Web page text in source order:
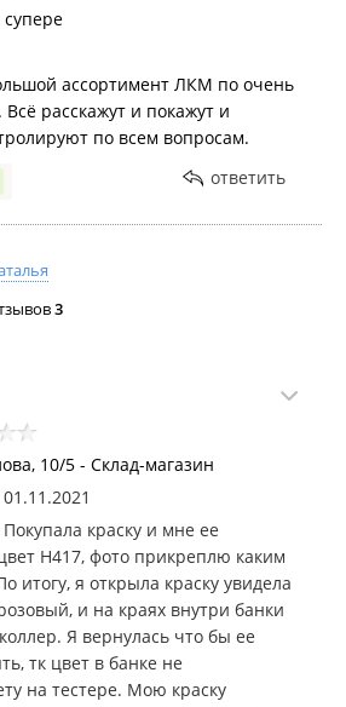
супере
ассортимент ЛКМ по очень
расскажут и покажут и
по всем вопросам.
ответить
3
10/5 - Склад-магазин
01.11.2021
Покупала краску и мне ее
Н417, фото прикреплю каким
итогу, я открыла краску увидела
и на краях внутри банки
Я вернулась что бы ее
тк цвет в банке не
на тестере. Мою краску